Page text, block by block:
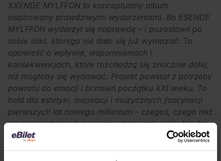
XXENDE MYLFFON to konceptualny album
inspirowany prawdziwymi wydarzeniami. Bo ESENDE
MYLFFON wydarzył się naprawdę – i pozostawił po
sobie ślad, którego nie dało się już wymazać. To
opowieść o wpływie, wspomnieniach i
konsekwencjach, które rozchodzą się znacznie dalej,
niż mogłoby się wydawać. Projekt powstał z potrzeby
powrotu do emocji i brzmień początku XXI wieku. To
hołd dla estetyki, inspiracji i muzycznych fascynacji
pierwszych lat nowego millenium – czegoś, czego nikt
się nie spodziewał, a czego ostatecznie wielu bardzo
potrzebowało. Album narodził się na fali nostalgii